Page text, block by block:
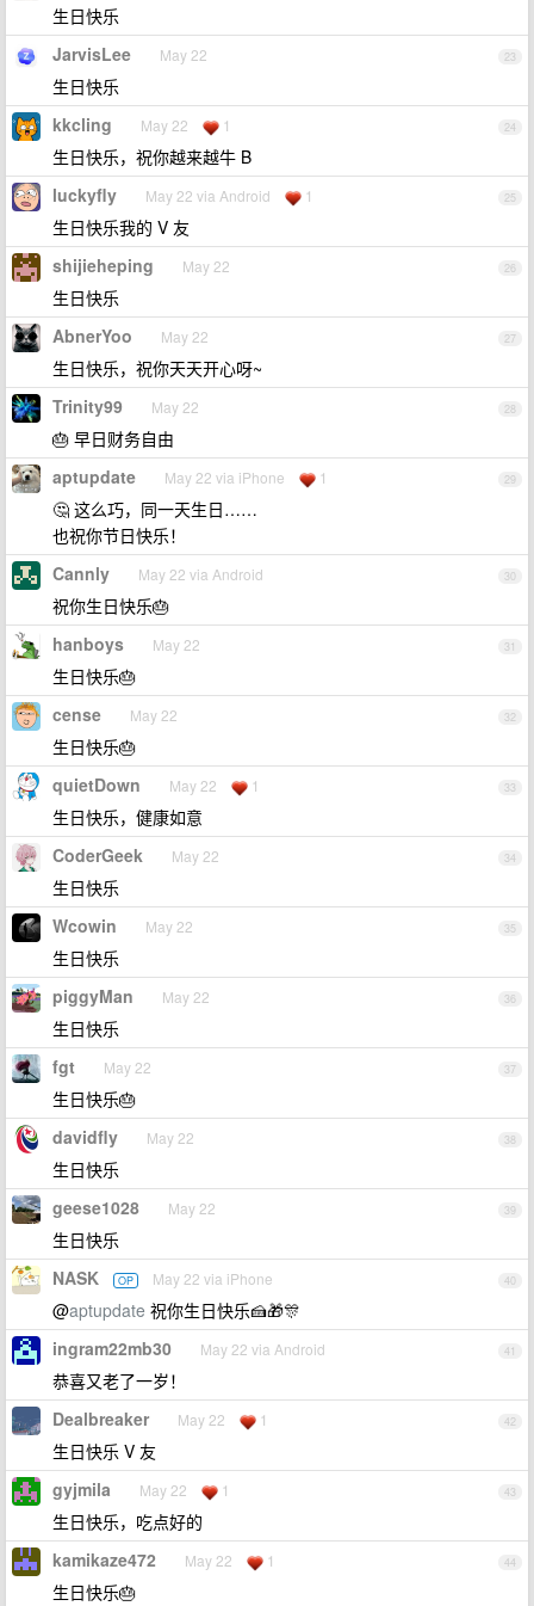
生日快乐
23
JarvisLee May 22
生日快乐
24
kkcling May 22 1
生日快乐，祝你越来越牛 B
25
luckyfly May 22 via Android 1
生日快乐我的 V 友
26
shijieheping May 22
生日快乐
27
AbnerYoo May 22
生日快乐，祝你天天开心呀~
28
Trinity99 May 22
🎂 早日财务自由
29
aptupdate May 22 via iPhone 1
🤔 这么巧，同一天生日……
也祝你节日快乐！
30
Cannly May 22 via Android
祝你生日快乐🎂
31
hanboys May 22
生日快乐🎂
32
cense May 22
生日快乐🎂
33
quietDown May 22 1
生日快乐，健康如意
34
CoderGeek May 22
生日快乐
35
Wcowin May 22
生日快乐
36
piggyMan May 22
生日快乐
37
fgt May 22
生日快乐🎂
38
davidfly May 22
生日快乐
39
geese1028 May 22
生日快乐
40
NASK OP May 22 via iPhone
@aptupdate 祝你生日快乐🍰🎁🎊
41
ingram22mb30 May 22 via Android
恭喜又老了一岁！
42
Dealbreaker May 22 1
生日快乐 V 友
43
gyjmila May 22 1
生日快乐，吃点好的
44
kamikaze472 May 22 1
生日快乐🎂